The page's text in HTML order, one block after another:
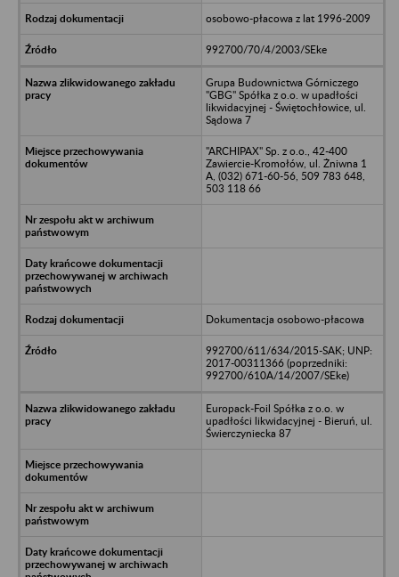
osobowo-płacowa z lat 1996-2009
992700/70/4/2003/SEke
Grupa Budownictwa Górniczego
"GBG" Spółka z o.o. w upadłości
likwidacyjnej - Świętochłowice, ul.
Sądowa 7
"ARCHIPAX" Sp. z o.o., 42-400
Zawiercie-Kromołów, ul. Żniwna 1
A, (032) 671-60-56, 509 783 648,
503 118 66
Dokumentacja osobowo-płacowa
992700/611/634/2015-SAK; UNP:
2017-00311366 (poprzedniki:
992700/610A/14/2007/SEke)
Europack-Foil Spółka z o.o. w
upadłości likwidacyjnej - Bieruń, ul.
Świerczyniecka 87